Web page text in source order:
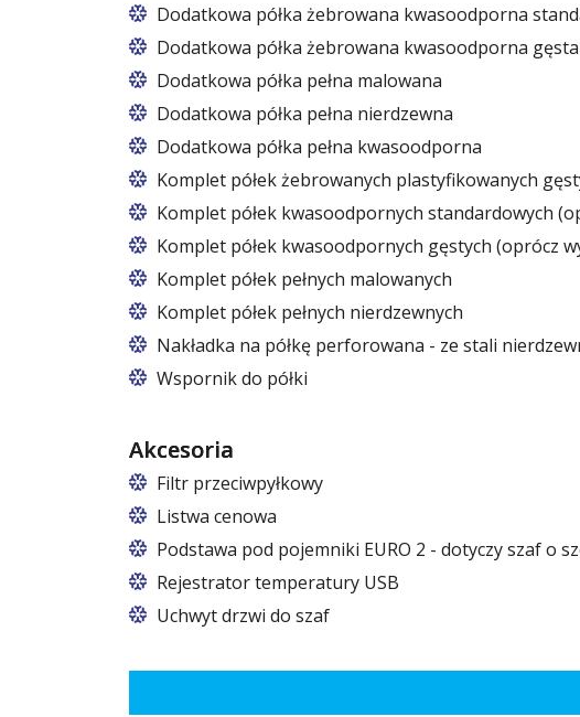
Dodatkowa półka żebrowana kwasoodporna
Dodatkowa półka żebrowana kwasoodporna
Dodatkowa półka pełna malowana
Dodatkowa półka pełna nierdzewna
Dodatkowa półka pełna kwasoodporna
Komplet półek żebrowanych plastyfikowanych
Komplet półek kwasoodpornych standardowych
Komplet półek kwasoodpornych gęstych (oprócz
Komplet półek pełnych malowanych
Komplet półek pełnych nierdzewnych
Nakładka na półkę perforowana - ze stali
Wspornik do półki
Akcesoria
Filtr przeciwpyłkowy
Listwa cenowa
Podstawa pod pojemniki EURO 2 - dotyczy szaf o
W szafach o rozmiarach 825 i 1600
Rejestrator temperatury USB
Uchwyt drzwi do szaf